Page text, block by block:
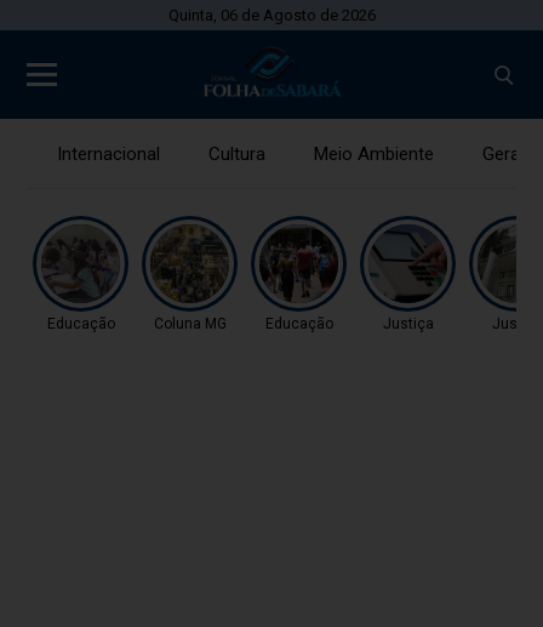
Quinta, 06 de Agosto de 2026
Internacional Cultura Meio Ambiente Gerais
Educação Coluna MG Educação Justiça Justiça